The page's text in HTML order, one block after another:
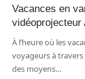
Vacances en
vidéoprojecteur
À l’heure où les
voyageurs à
des moyens…